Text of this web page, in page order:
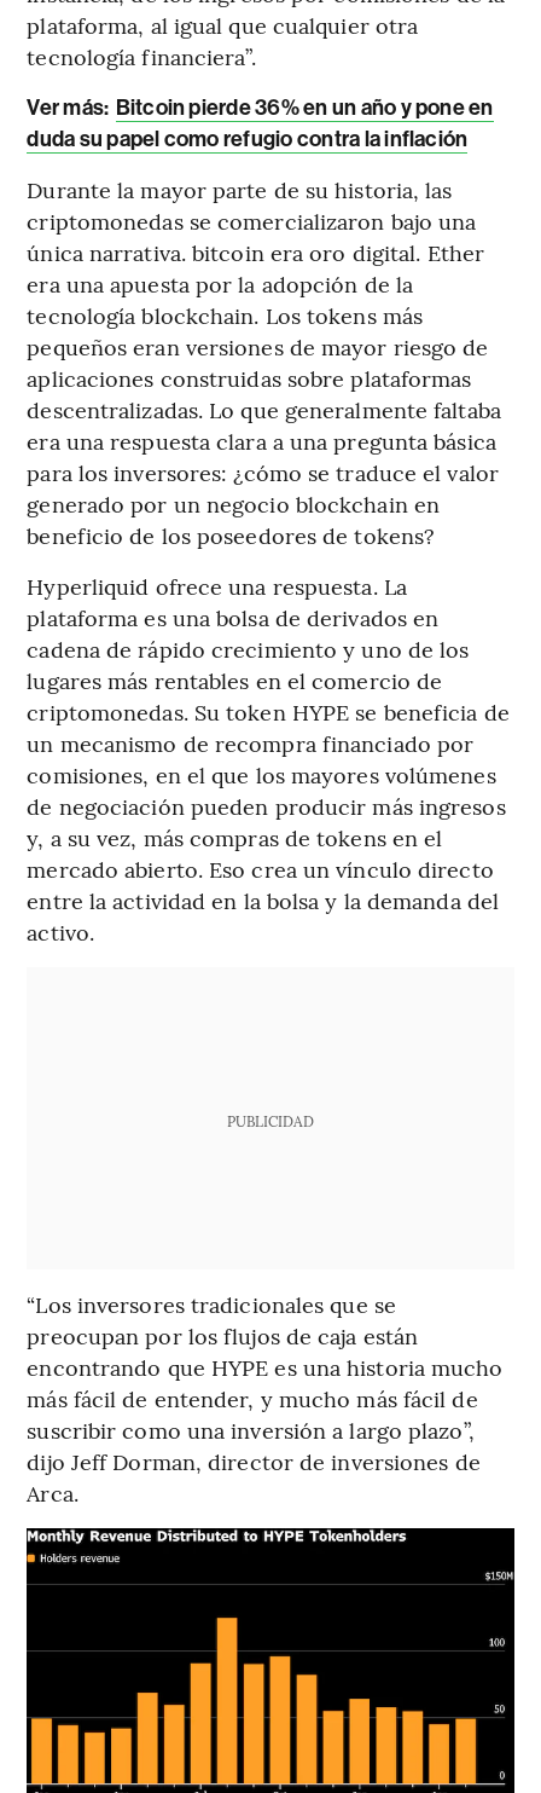
plataforma, al igual que cualquier otra
tecnología financiera”.
Ver más: Bitcoin pierde 36% en un año y pone en
duda su papel como refugio contra la inflación
Durante la mayor parte de su historia, las
criptomonedas se comercializaron bajo una
única narrativa. bitcoin era oro digital. Ether
era una apuesta por la adopción de la
tecnología blockchain. Los tokens más
pequeños eran versiones de mayor riesgo de
aplicaciones construidas sobre plataformas
descentralizadas. Lo que generalmente faltaba
era una respuesta clara a una pregunta básica
para los inversores: ¿cómo se traduce el valor
generado por un negocio blockchain en
beneficio de los poseedores de tokens?
Hyperliquid ofrece una respuesta. La
plataforma es una bolsa de derivados en
cadena de rápido crecimiento y uno de los
lugares más rentables en el comercio de
criptomonedas. Su token HYPE se beneficia de
un mecanismo de recompra financiado por
comisiones, en el que los mayores volúmenes
de negociación pueden producir más ingresos
y, a su vez, más compras de tokens en el
mercado abierto. Eso crea un vínculo directo
entre la actividad en la bolsa y la demanda del
activo.
PUBLICIDAD
“Los inversores tradicionales que se
preocupan por los flujos de caja están
encontrando que HYPE es una historia mucho
más fácil de entender, y mucho más fácil de
suscribir como una inversión a largo plazo”,
dijo Jeff Dorman, director de inversiones de
Arca.